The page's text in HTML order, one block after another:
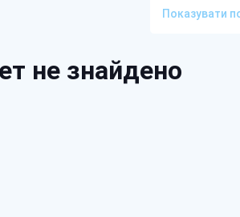
Показувати
не знайдено